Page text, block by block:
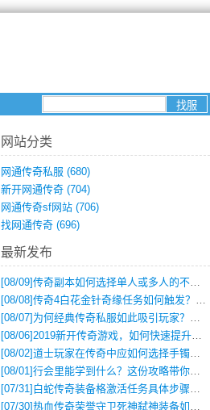
网站分类
网通传奇私服 (680)
新开网通传奇 (704)
网通传奇sf网站 (706)
找网通传奇 (696)
最新发布
[08/09]传奇副本如何选择单人或多人的不同模式？
[08/08]传奇4白花金针奇缘任务如何触发？完整攻略解析
[08/07] 为何经典传奇私服如此吸引玩家？深度攻略解析
[08/06]2019新开传奇游戏，如何快速提升角色等级？
[08/02]道士玩家在传奇中应如何选择手镯装备？
[08/01]行会里能学到什么？这份攻略带你全掌握
[07/31] 白蛇传奇装备格激活任务具体步骤是什么？如何完成？
[07/30]热血传奇荣誉守卫死神弑神装备如何获取与佩戴攻略？